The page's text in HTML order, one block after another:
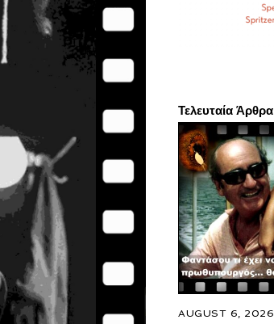
Τελευταία Άρθρα
AUGUST 6, 2026